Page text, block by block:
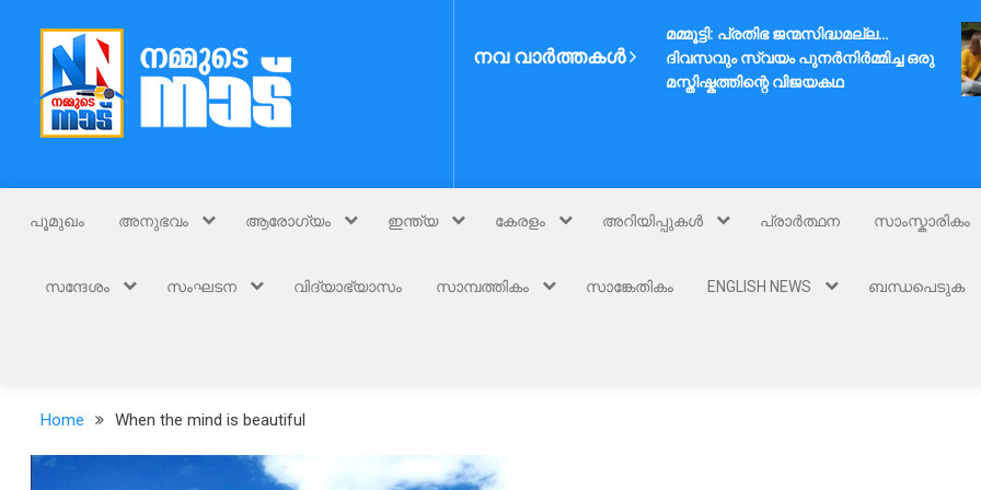
Nammude Naadu
നമ്മുടെ നാട്
നവ വാർത്തകൾ
മമ്മൂട്ടി: പ്രതിഭ ജന്മസിദ്ധമല്ല…
ദിവസവും സ്വയം പുനർനിർമ്മിച്ച ഒരു
മസ്തിഷ്കത്തിന്റെ വിജയകഥ
പൂമുഖം അനുഭവം ആരോഗ്യം ഇന്ത്യ കേരളം അറിയിപ്പുകൾ പ്രാർത്ഥന സാംസ്കാരികം
സന്ദേശം സംഘടന വിദ്യാഭ്യാസം സാമ്പത്തികം സാങ്കേതികം ENGLISH NEWS ബന്ധപെടുക
Home When the mind is beautiful